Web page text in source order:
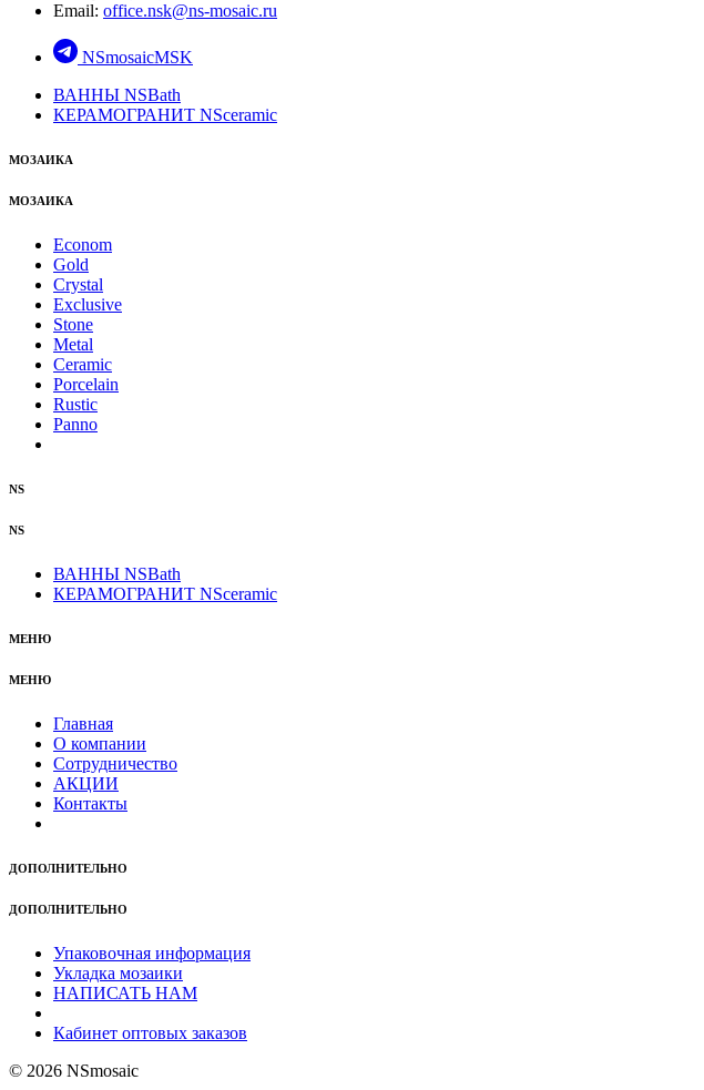
Email: office.nsk@ns-mosaic.ru
NSmosaicMSK
ВАННЫ NSBath
КЕРАМОГРАНИТ NSceramic
МОЗАИКА
МОЗАИКА
Econom
Gold
Crystal
Exclusive
Stone
Metal
Ceramic
Porcelain
Rustic
Panno
NS
NS
ВАННЫ NSBath
КЕРАМОГРАНИТ NSceramic
МЕНЮ
МЕНЮ
Главная
О компании
Сотрудничество
АКЦИИ
Контакты
ДОПОЛНИТЕЛЬНО
ДОПОЛНИТЕЛЬНО
Упаковочная информация
Укладка мозаики
НАПИСАТЬ НАМ
Кабинет оптовых заказов
© 2026 NSmosaic